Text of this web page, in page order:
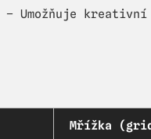
– Umožňuje
Mřížka